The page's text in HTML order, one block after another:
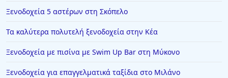
Ξενοδοχεία 5 αστέρων στη Σκόπελο
Τα καλύτερα πολυτελή ξενοδοχεία στην Κέα
Ξενοδοχεία με πισίνα με Swim Up Bar στη Μύκονο
Ξενοδοχεία για επαγγελματικά ταξίδια στο Μιλάνο